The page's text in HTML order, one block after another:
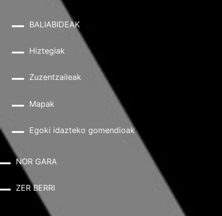
BALIABIDEAK
Hiztegiak
Zuzentzaileak
Mapak
Egoki idazteko gomendioak
NOR GARA
ZER BERRI